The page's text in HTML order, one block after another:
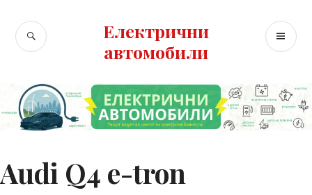
content
Електрични
автомобили
SEARCH
Audi Q4 e-tron